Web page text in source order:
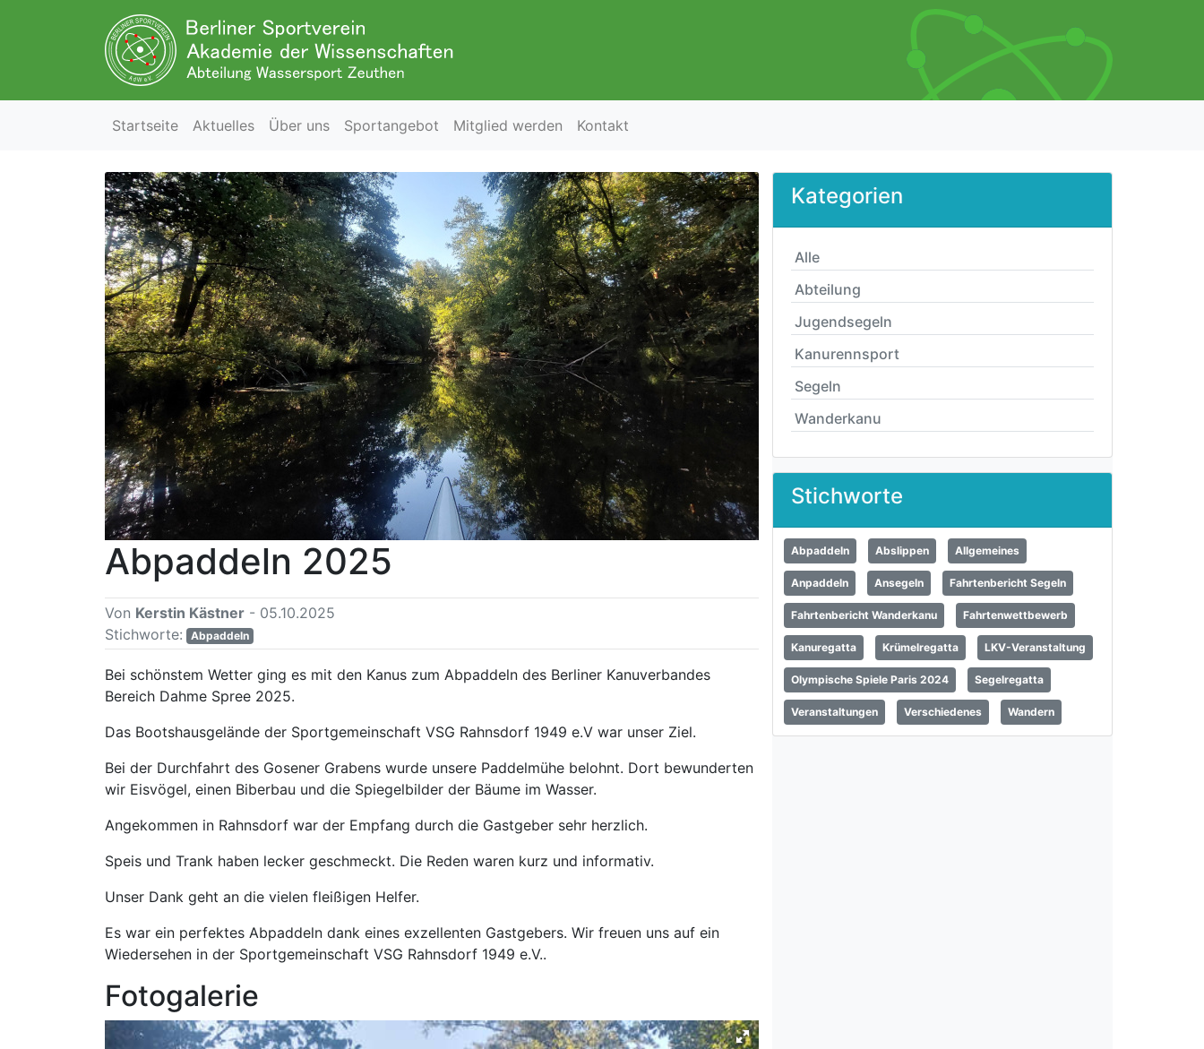
Startseite Aktuelles Über uns Sportangebot Mitglied werden Kontakt
Abpaddeln 2025
Von Kerstin Kästner - 05.10.2025
Stichworte:
Abpaddeln
Bei schönstem Wetter ging es mit den Kanus zum Abpaddeln des Berliner Kanuverbandes
Bereich Dahme Spree 2025.
Das Bootshausgelände der Sportgemeinschaft VSG Rahnsdorf 1949 e.V war unser Ziel.
Bei der Durchfahrt des Gosener Grabens wurde unsere Paddelmühe belohnt. Dort bewunderten
wir Eisvögel, einen Biberbau und die Spiegelbilder der Bäume im Wasser.
Angekommen in Rahnsdorf war der Empfang durch die Gastgeber sehr herzlich.
Speis und Trank haben lecker geschmeckt. Die Reden waren kurz und informativ.
Unser Dank geht an die vielen fleißigen Helfer.
Es war ein perfektes Abpaddeln dank eines exzellenten Gastgebers. Wir freuen uns auf ein
Wiedersehen in der Sportgemeinschaft VSG Rahnsdorf 1949 e.V..
Fotogalerie
Kategorien
Alle
Abteilung
Jugendsegeln
Kanurennsport
Segeln
Wanderkanu
Stichworte
Abpaddeln Abslippen Allgemeines
Anpaddeln Ansegeln Fahrtenbericht Segeln
Fahrtenbericht Wanderkanu Fahrtenwettbewerb
Kanuregatta Krümelregatta LKV-Veranstaltung
Olympische Spiele Paris 2024 Segelregatta
Veranstaltungen Verschiedenes Wandern